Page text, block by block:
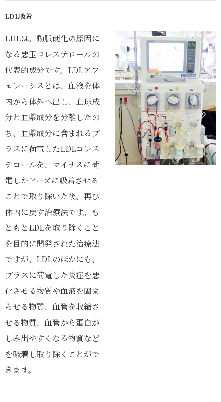
LDL吸着
LDLは、動脈硬化の原因に
なる悪玉コレステロールの
代表的成分です。LDLアフ
ェレーシスとは、血液を体
内から体外へ出し、血球成
分と血漿成分を分離したの
ち、血漿成分に含まれるプ
ラスに荷電したLDLコレス
テロールを、マイナスに荷
電したビーズに吸着させる
ことで取り除いた後、再び
体内に戻す治療法です。も
ともとLDLを取り除くこと
を目的に開発された治療法
ですが、LDLのほかにも、
プラスに荷電した炎症を悪
化させる物質や血液を固ま
らせる物質、血管を収縮さ
せる物質、血管から蛋白が
しみ出やすくなる物質など
を吸着し取り除くことがで
きます。